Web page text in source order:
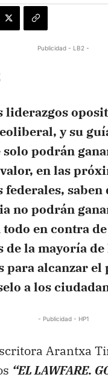
Publicidad - LB2 -
liderazgos
y su
solo podrán
en las
federales, saben
no podrán
en contra
de la mayoría de
para alcanzar el
a los
- Publicidad - HP1
Arantxa
“EL LAWFARE.